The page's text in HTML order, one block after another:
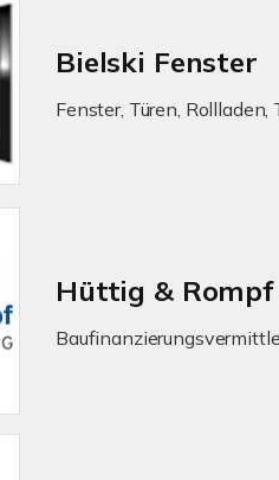
Bielski Fenster
Fenster, Türen,
Hüttig & Rompf